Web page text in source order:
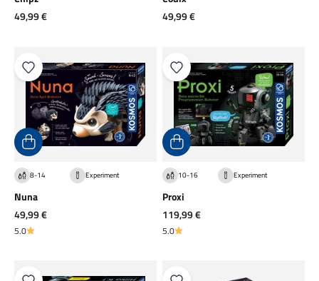
Angebot
49,99 €
Angebot
49,99 €
8-14 Experiment
Nuna
Angebot
49,99 €
5.0
10-16 Experiment
Proxi
Angebot
119,99 €
5.0